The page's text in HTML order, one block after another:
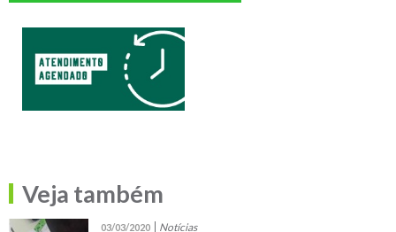
Veja também
03/03/2020 Notícias